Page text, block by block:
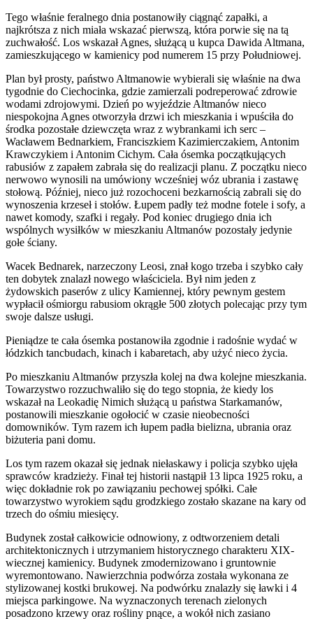
Tego właśnie feralnego dnia postanowiły ciągnąć zapałki, a
najkrótsza z nich miała wskazać pierwszą, która porwie się na tą
zuchwałość. Los wskazał Agnes, służącą u kupca Dawida Altmana,
zamieszkującego w kamienicy pod numerem 15 przy Południowej.
Plan był prosty, państwo Altmanowie wybierali się właśnie na dwa
tygodnie do Ciechocinka, gdzie zamierzali podreperować zdrowie
wodami zdrojowymi. Dzień po wyjeździe Altmanów nieco
niespokojna Agnes otworzyła drzwi ich mieszkania i wpuściła do
środka pozostałe dziewczęta wraz z wybrankami ich serc –
Wacławem Bednarkiem, Franciszkiem Kazimierczakiem, Antonim
Krawczykiem i Antonim Cichym. Cała ósemka początkujących
rabusiów z zapałem zabrała się do realizacji planu. Z początku nieco
nerwowo wynosili na umówiony wcześniej wóz ubrania i zastawę
stołową. Później, nieco już rozochoceni bezkarnością zabrali się do
wynoszenia krzeseł i stołów. Łupem padły też modne fotele i sofy, a
nawet komody, szafki i regały. Pod koniec drugiego dnia ich
wspólnych wysiłków w mieszkaniu Altmanów pozostały jedynie
gołe ściany.
Wacek Bednarek, narzeczony Leosi, znał kogo trzeba i szybko cały
ten dobytek znalazł nowego właściciela. Był nim jeden z
żydowskich paserów z ulicy Kamiennej, który pewnym gestem
wypłacił ośmiorgu rabusiom okrągłe 500 złotych polecając przy tym
swoje dalsze usługi.
Pieniądze te cała ósemka postanowiła zgodnie i radośnie wydać w
łódzkich tancbudach, kinach i kabaretach, aby użyć nieco życia.
Po mieszkaniu Altmanów przyszła kolej na dwa kolejne mieszkania.
Towarzystwo rozzuchwaliło się do tego stopnia, że kiedy los
wskazał na Leokadię Nimich służącą u państwa Starkamanów,
postanowili mieszkanie ogołocić w czasie nieobecności
domowników. Tym razem ich łupem padła bielizna, ubrania oraz
biżuteria pani domu.
Los tym razem okazał się jednak niełaskawy i policja szybko ujęła
sprawców kradzieży. Finał tej historii nastąpił 13 lipca 1925 roku, a
więc dokładnie rok po zawiązaniu pechowej spółki. Całe
towarzystwo wyrokiem sądu grodzkiego zostało skazane na kary od
trzech do ośmiu miesięcy.
Budynek został całkowicie odnowiony, z odtworzeniem detali
architektonicznych i utrzymaniem historycznego charakteru XIX-
wiecznej kamienicy. Budynek zmodernizowano i gruntownie
wyremontowano. Nawierzchnia podwórza została wykonana ze
stylizowanej kostki brukowej. Na podwórku znalazły się ławki i 4
miejsca parkingowe. Na wyznaczonych terenach zielonych
posadzono krzewy oraz rośliny pnące, a wokół nich zasiano